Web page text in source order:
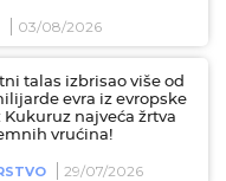
03/08/2026
talas izbrisao više od
evra iz evropske
Kukuruz najveća žrtva
vrućina!
29/07/2026